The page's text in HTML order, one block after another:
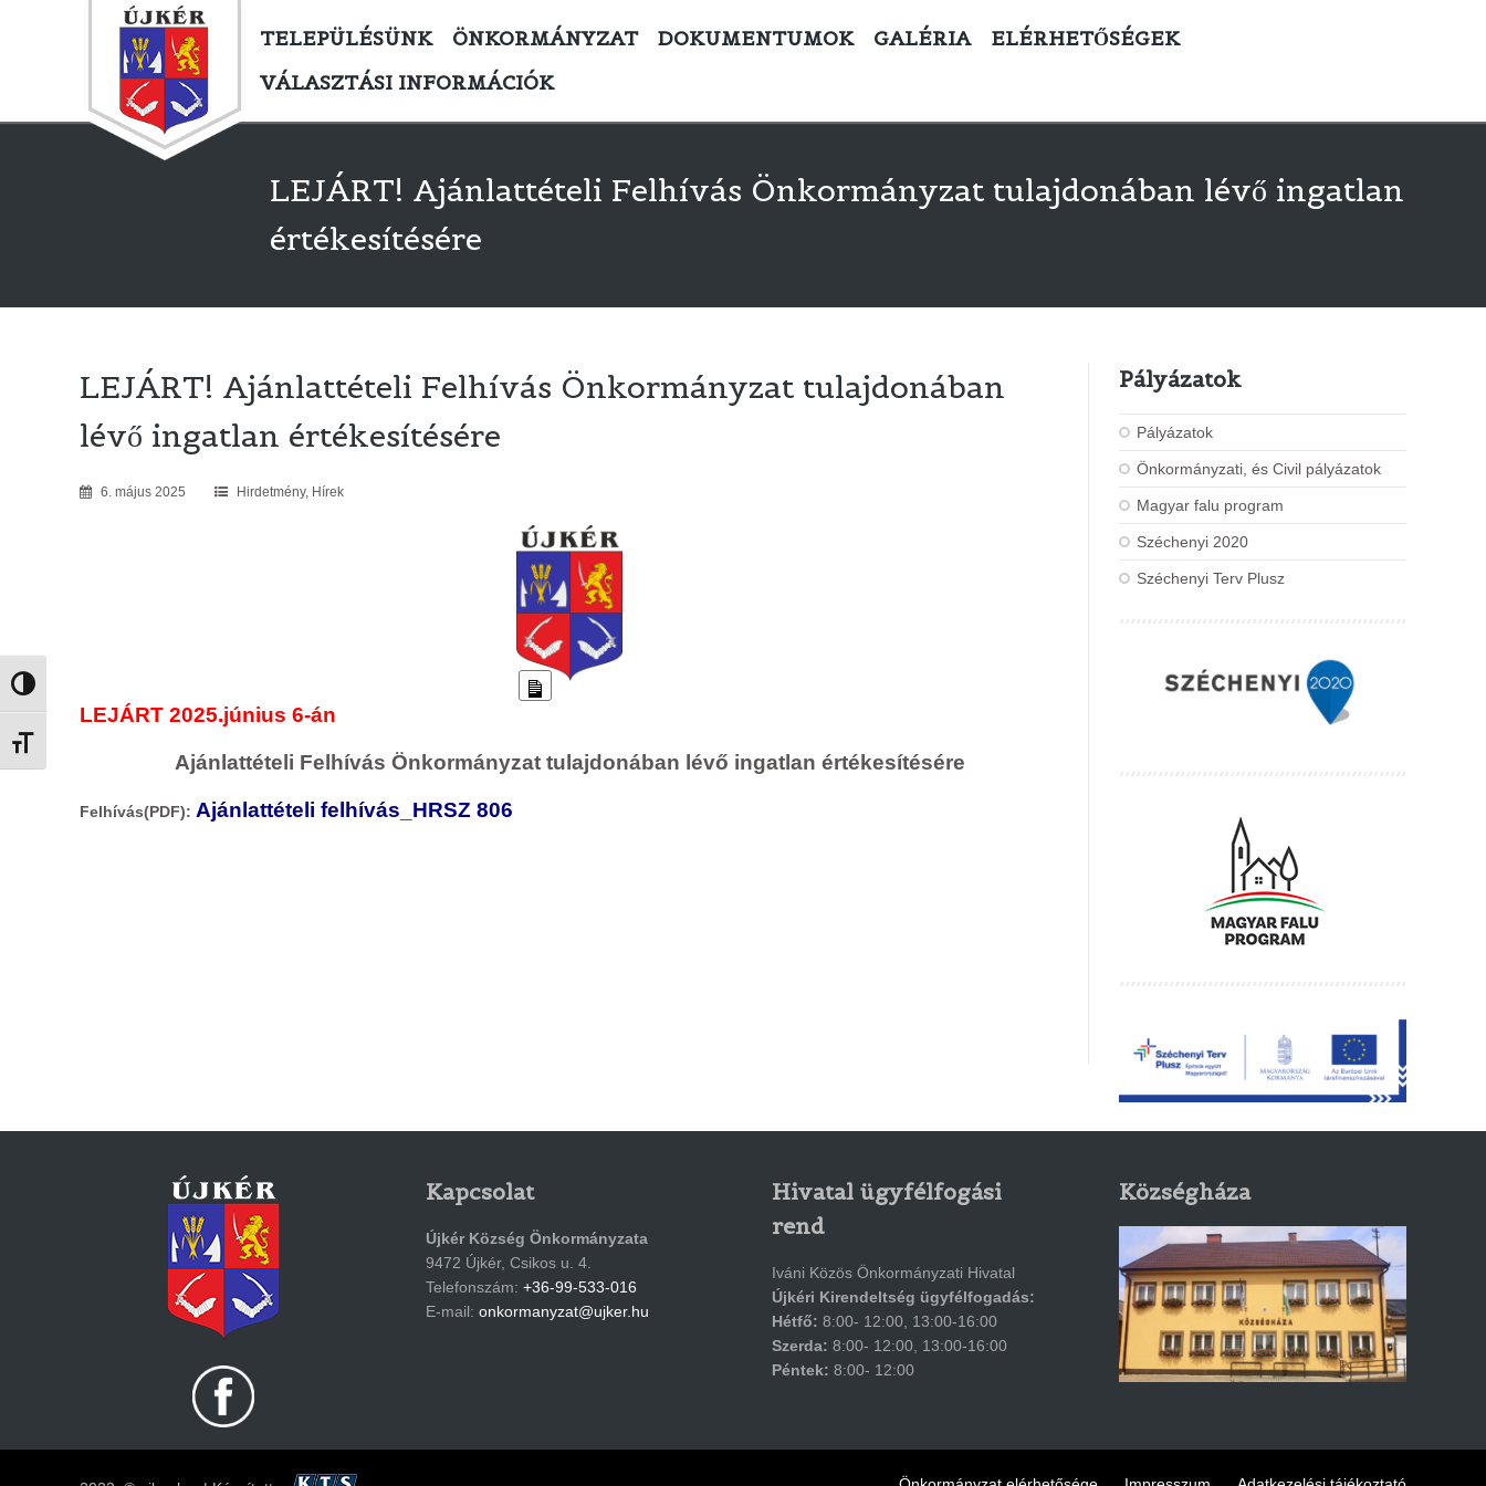
Nagy kontraszt váltása
Betűméret váltása
TELEPÜLÉSÜNK ÖNKORMÁNYZAT DOKUMENTUMOK GALÉRIA
ELÉRHETŐSÉGEK
VÁLASZTÁSI INFORMÁCIÓK
LEJÁRT! Ajánlattételi Felhívás Önkormányzat tulajdonában lévő ingatlan
értékesítésére
LEJÁRT! Ajánlattételi Felhívás Önkormányzat tulajdonában
lévő ingatlan értékesítésére
6. május 2025 Hirdetmény, Hírek
Long
LEJÁRT 2025.június 6-án
Ajánlattételi Felhívás Önkormányzat tulajdonában lévő ingatlan értékesítésére
Felhívás(PDF): Ajánlattételi felhívás_HRSZ 806
Pályázatok
Pályázatok
Önkormányzati, és Civil pályázatok
Magyar falu program
Széchenyi 2020
Széchenyi Terv Plusz
Kapcsolat
Újkér Község Önkormányzata
9472 Újkér, Csikos u. 4.
Telefonszám:+36-99-533-016
E-mail:onkormanyzat@ujker.hu
Hivatal ügyfélfogási
rend
Iváni Közös Önkormányzati Hivatal
Újkéri Kirendeltség ügyfélfogadás:
Hétfő: 8:00- 12:00, 13:00-16:00
Szerda: 8:00- 12:00, 13:00-16:00
Péntek: 8:00- 12:00
Községháza